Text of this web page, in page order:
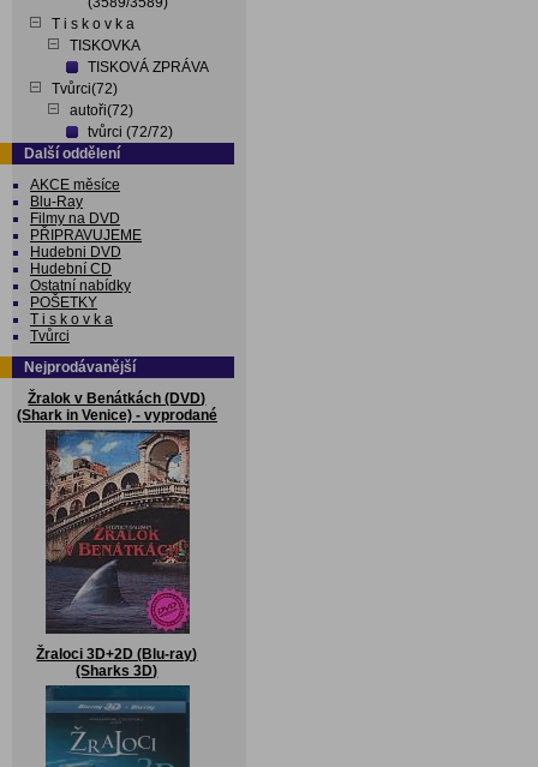
T i s k o v k a
TISKOVKA
TISKOVÁ ZPRÁVA
Tvůrci(72)
autoři(72)
tvůrci (72/72)
Další oddělení
AKCE měsíce
Blu-Ray
Filmy na DVD
PŘIPRAVUJEME
Hudebni DVD
Hudební CD
Ostatní nabídky
POŠETKY
T i s k o v k a
Tvůrci
Nejprodávanější
Žralok v Benátkách (DVD)
(Shark in Venice) - vyprodané
Žraloci 3D+2D (Blu-ray)
(Sharks 3D)